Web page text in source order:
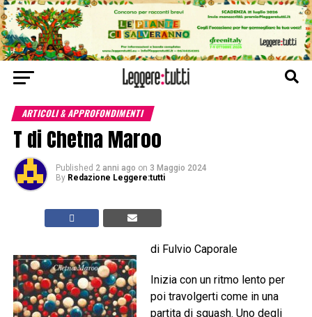
ARTICOLI & APPROFONDIMENTI
T di Chetna Maroo
Published 2 anni ago on 3 Maggio 2024
By Redazione Leggere:tutti
di Fulvio Caporale
Inizia con un ritmo lento per
poi travolgerti come in una
partita di squash. Uno degli